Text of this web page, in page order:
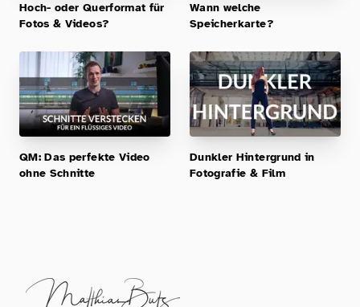
Hoch- oder Querformat für
Fotos & Videos?
Wann welche
Speicherkarte?
QM: Das perfekte Video
ohne Schnitte
Dunkler Hintergrund in
Fotografie & Film